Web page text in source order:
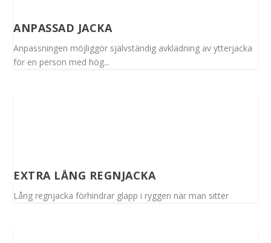
ANPASSAD JACKA
Anpassningen möjliggör självständig avklädning av ytterjacka
för en person med hög...
EXTRA LÅNG REGNJACKA
Lång regnjacka förhindrar glapp i ryggen när man sitter